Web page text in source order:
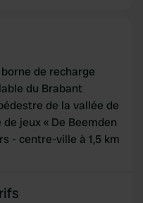
de recharge
du Brabant
de la vallée de
jeux « De Beemden
- centre-ville à 1,5 km